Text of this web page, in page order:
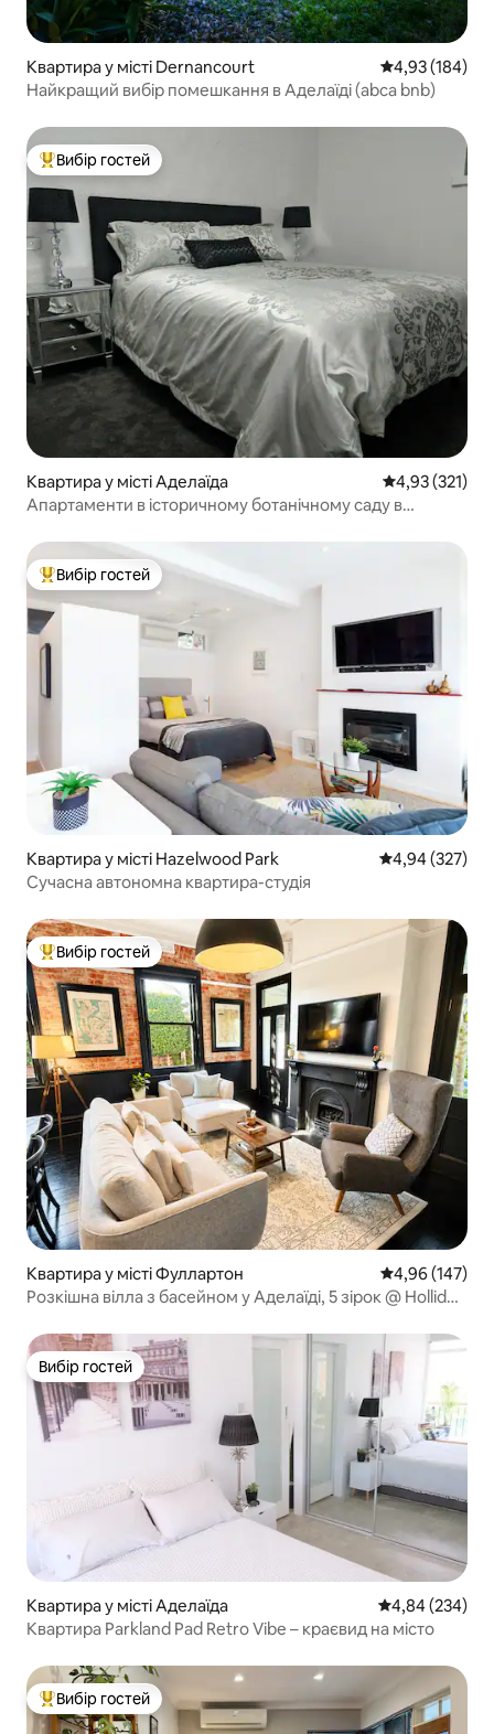
Квартира у місті Dernancourt Середня
4,93 (184)
Найкращий вибір помешкання в Аделаїді (abca bnb)
Топ вибір гостей
Вибір гостей
Квартира у місті Аделаїда Середня
4,93 (321)
Апартаменти в історичному ботанічному саду в
Топ вибір гостей
Вибір гостей
Квартира у місті Hazelwood Park Середня
4,94 (327)
Сучасна автономна квартира-студія
Топ вибір гостей
Вибір гостей
Квартира у місті Фуллартон Середня
4,96 (147)
Розкішна вілла з басейном у Аделаїді, 5 зірок @ Hollidge
Вибір гостей
Вибір гостей
Квартира у місті Аделаїда Середня
4,84 (234)
Квартира Parkland Pad Retro Vibe – краєвид на місто
Топ вибір гостей
Вибір гостей